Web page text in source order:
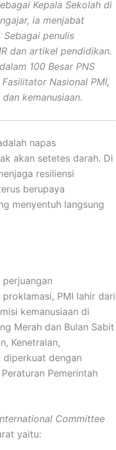
Kepala Sekolah di
ia menjabat
Sebagai penulis
dan artikel pendidikan.
100 Besar PNS
Nasional PMI,
kemanusiaan.
napas
akan setetes darah. Di
resiliensi
berupaya
menyentuh langsung
PMI lahir dari
kemanusiaan di
Merah dan Bulan Sabit
Kenetralan,
diperkuat dengan
Pemerintah
Committee
yaitu: